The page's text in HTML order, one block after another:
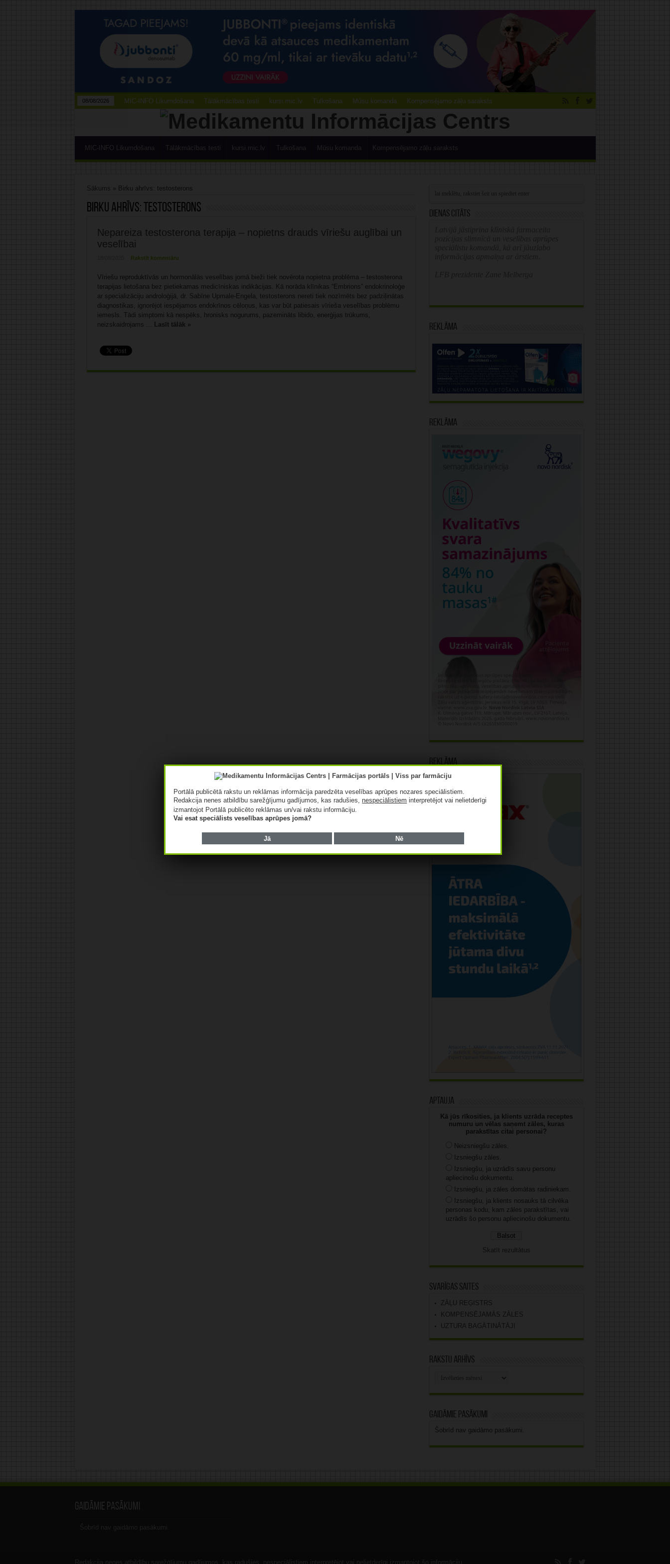
08/08/2026 MIC-INFO Likumdošana Tālākmācības testi kursi.mic.lv Tulkošana Mūsu komanda Kompensējamo zāļu saraksts
MIC-INFO Likumdošana Tālākmācības testi kursi.mic.lv Tulkošana Mūsu komanda Kompensējamo zāļu saraksts
Sākums » Birku ahrīvs: testosterons
Birku ahrīvs: testosterons
Nepareiza testosterona terapija – nopietns drauds vīriešu auglībai un
veselībai
Rakstīt komentāru
Vīriešu reproduktīvās un hormonālās veselības jomā bieži tiek novērota nopietna problēma – testosterona
terapijas lietošana bez pietiekamas medicīniskas indikācijas. Kā norāda klīnikas “Embrions” endokrinoloģe
ar specializāciju androloģijā, dr. Sabīne Upmale-Engela, testosterons nereti tiek nozīmēts bez padziļinātas
diagnostikas, ignorējot iespējamos endokrīnos cēloņus, kas var būt patiesais vīrieša veselības problēmu
iemesls. Tādi simptomi kā nespēks, hronisks nogurums, pazemināts libido, enerģijas trūkums,
neizskaidrojams ... Lasīt tālāk »
Dienas citāts
Reklāma
Reklāma
Reklāma
Aptauja
Kā jūs rīkosities, ja klients uzrāda receptes
numuru un vēlas saņemt zāles, kuras
parakstītas citai personai?
Neizsniegšu zāles.
Izsniegšu zāles.
Izsniegšu, ja uzrādīs savu personu
apliecinošu dokumentu.
Izsniegšu, ja zāles domātas radiniekam.
Izsniegšu, ja klients nosauks tā cilvēka
personas kodu, kam zāles parakstītas, vai
uzrādīs šo personu apliecinošu dokumentu.
Skatīt rezultātus
Svarīgas saites
ZĀĻU REĢISTRS
KOMPENSĒJAMĀS ZĀLES
UZTURA BAGĀTINĀTĀJI
Rakstu arhīvs
Gaidāmie pasākumi
Šobrīd nav gaidāmo pasākumi.
Gaidāmie pasākumi
Šobrīd nav gaidāmo pasākumi.
Redakcija nenes atbildību sarežģījumu gadījumos, kas radušies, nespeciālistiem interpretējot vai nelietderīgi izmantojot šo informāciju.
Portālā publicētā rakstu un reklāmas informācija paredzēta veselības aprūpes nozares speciālistiem.
Redakcija nenes atbildību sarežģījumu gadījumos, kas radušies,nespeciālistiem interpretējot vai nelietderīgi
izmantojot Portālā publicēto reklāmas un/vai rakstu informāciju.
Vai esat speciālists veselības aprūpes jomā?
Jā Nē